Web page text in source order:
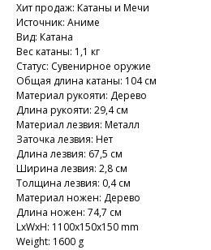
Хит продаж: Катаны и Мечи
Источник: Аниме
Вид: Катана
Вес катаны: 1,1 кг
Статус: Сувенирное оружие
Общая длина катаны: 104 см
Материал рукояти: Дерево
Длина рукояти: 29,4 см
Материал лезвия: Металл
Заточка лезвия: Нет
Длина лезвия: 67,5 см
Ширина лезвия: 2,8 см
Толщина лезвия: 0,4 см
Материал ножен: Дерево
Длина ножен: 74,7 см
LxWxH: 1100x150x150 mm
Weight: 1600 g